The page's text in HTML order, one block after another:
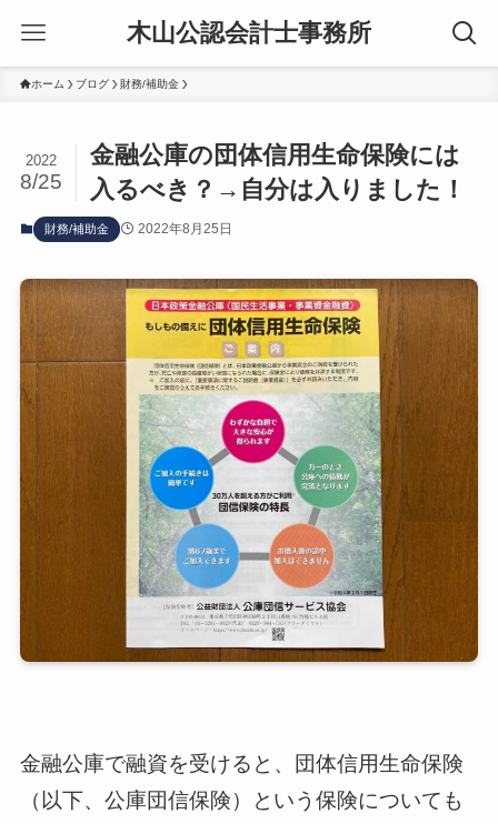
木山公認会計士事務所
ホーム ブログ 財務/補助金
金融公庫の団体信用生命保険には
入るべき？→自分は入りました！
2022
8/25
財務/補助金 2022年8月25日
金融公庫で融資を受けると、団体信用生命保険
（以下、公庫団信保険）という保険についても